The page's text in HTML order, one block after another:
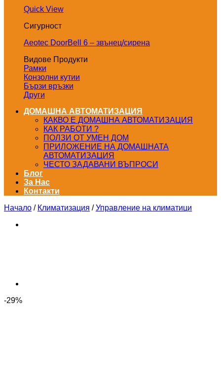
Quick View
Сигурност
Aeotec DoorBell 6 – звънец/сирена
Видове Продукти
Рамки
Конзолни кутии
Бързи връзки
Други
ДОМАШНА АВТОМАТИЗАЦИЯ
КАКВО Е ДОМАШНА АВТОМАТИЗАЦИЯ
КАК РАБОТИ ?
ПОЛЗИ ОТ УМЕН ДОМ
ПРИЛОЖЕНИЕ НА ДОМАШНАТА
АВТОМАТИЗАЦИЯ
ЧЕСТО ЗАДАВАНИ ВЪПРОСИ
Блог
За Нас
Контакти
Начало / Климатизация / Управление на климатици
-29%